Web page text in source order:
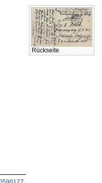
Rückseite